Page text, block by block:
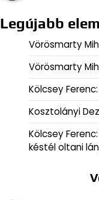
Legújabb
Vörösmarty
Vörösmarty
Kölcsey
Kosztolányi
Kölcsey
késtél oltani